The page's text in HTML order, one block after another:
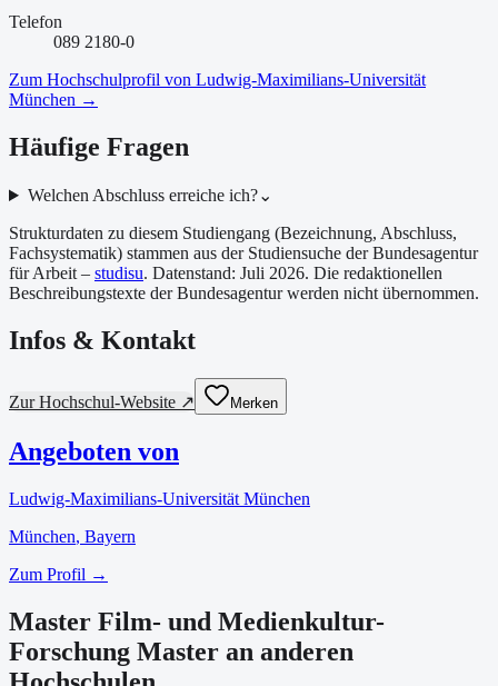
Telefon
089 2180-0
Zum Hochschulprofil von Ludwig-Maximilians-Universität
München →
Häufige Fragen
Welchen Abschluss erreiche ich?⌄
Strukturdaten zu diesem Studiengang (Bezeichnung, Abschluss,
Fachsystematik) stammen aus der Studiensuche der Bundesagentur
für Arbeit – studisu. Datenstand: Juli 2026. Die redaktionellen
Beschreibungstexte der Bundesagentur werden nicht übernommen.
Infos & Kontakt
Zur Hochschul-Website ↗ Merken
Angeboten von
Ludwig-Maximilians-Universität München
München, Bayern
Zum Profil →
Master Film- und Medienkultur-
Forschung Master an anderen